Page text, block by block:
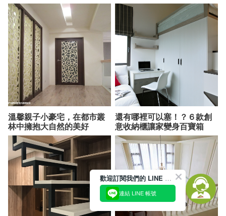
溫馨親子小豪宅，在都市叢
林中擁抱大自然的美好
還有哪裡可以塞！？６款創
意收納櫃讓家變身百寶箱
歡迎訂閱我們的 LINE 官方帳號
連結 LINE 帳號